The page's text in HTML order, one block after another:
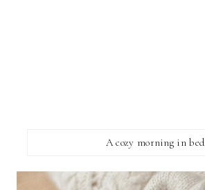
A cozy morning in bed